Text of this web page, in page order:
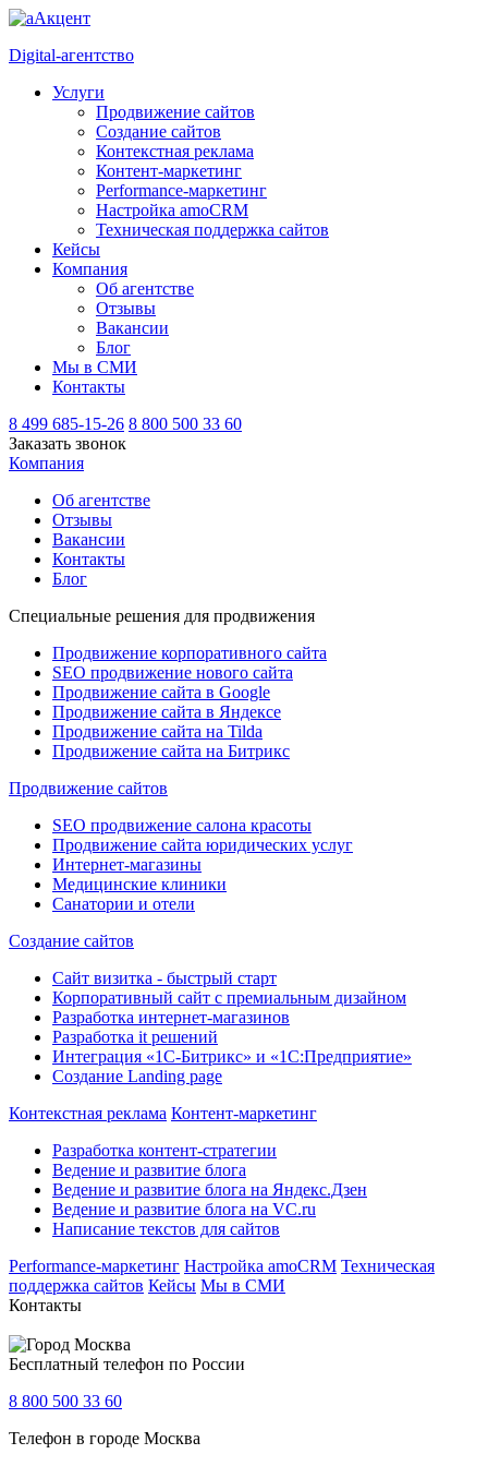
Digital-агентство
Услуги
Продвижение сайтов
Создание сайтов
Контекстная реклама
Контент-маркетинг
Performance-маркетинг
Настройка amoCRM
Техническая поддержка сайтов
Кейсы
Компания
Об агентстве
Отзывы
Вакансии
Блог
Мы в СМИ
Контакты
8 499 685-15-26 8 800 500 33 60
Заказать звонок
Компания
Об агентстве
Отзывы
Вакансии
Контакты
Блог
Специальные решения для продвижения
Продвижение корпоративного сайта
SEO продвижение нового сайта
Продвижение сайта в Google
Продвижение сайта в Яндексе
Продвижение сайта на Tilda
Продвижение сайта на Битрикс
Продвижение сайтов
SEO продвижение салона красоты
Продвижение сайта юридических услуг
Интернет-магазины
Медицинские клиники
Санатории и отели
Создание сайтов
Сайт визитка - быстрый старт
Корпоративный сайт с премиальным дизайном
Разработка интернет-магазинов
Разработка it решений
Интеграция «1С-Битрикс» и «1С:Предприятие»
Создание Landing page
Контекстная реклама Контент-маркетинг
Разработка контент-стратегии
Ведение и развитие блога
Ведение и развитие блога на Яндекс.Дзен
Ведение и развитие блога на VC.ru
Написание текстов для сайтов
Performance-маркетинг Настройка amoCRM Техническая
поддержка сайтов Кейсы Мы в СМИ
Контакты
Москва
Бесплатный телефон по России
8 800 500 33 60
Телефон в городе Москва